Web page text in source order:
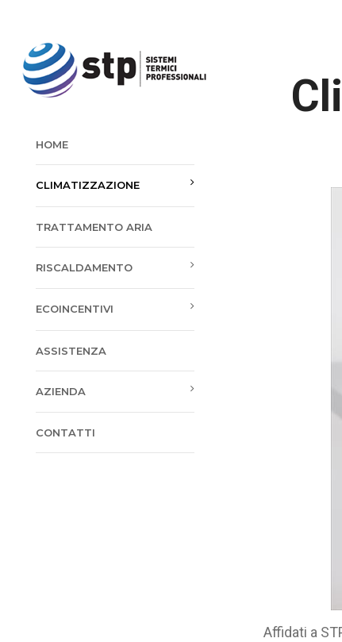
HOME
CLIMATIZZAZIONE
TRATTAMENTO ARIA
RISCALDAMENTO
ECOINCENTIVI
ASSISTENZA
AZIENDA
CONTATTI
Affidati a